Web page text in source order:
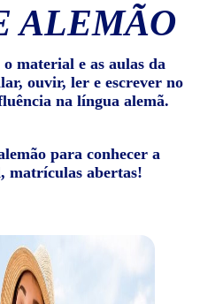
ALEMÃO
material e as aulas da
ouvir, ler e escrever no
na língua alemã.
para conhecer a
matrículas abertas!